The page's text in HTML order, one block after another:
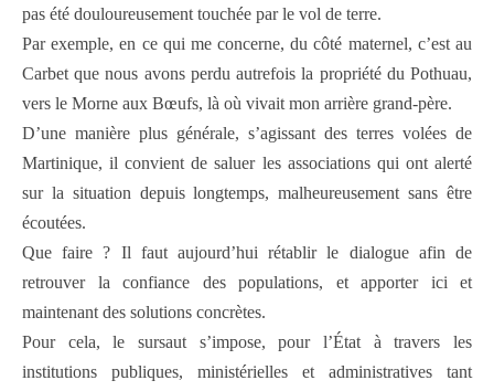
pas été douloureusement touchée par le vol de terre.
Par exemple, en ce qui me concerne, du côté maternel, c’est au
Carbet que nous avons perdu autrefois la propriété du Pothuau,
vers le Morne aux Bœufs, là où vivait mon arrière grand-père.
D’une manière plus générale, s’agissant des terres volées de
Martinique, il convient de saluer les associations qui ont alerté
sur la situation depuis longtemps, malheureusement sans être
écoutées.
Que faire ? Il faut aujourd’hui rétablir le dialogue afin de
retrouver la confiance des populations, et apporter ici et
maintenant des solutions concrètes.
Pour cela, le sursaut s’impose, pour l’État à travers les
institutions publiques, ministérielles et administratives tant